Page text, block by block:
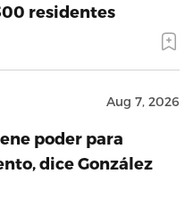
residentes
Aug 7, 2026
poder para
dice González